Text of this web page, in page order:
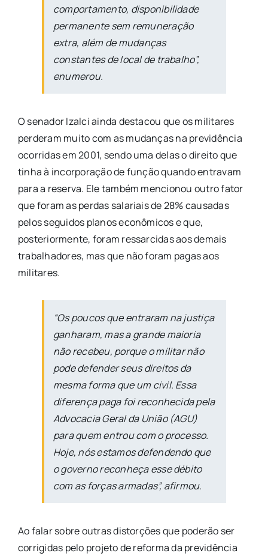
comportamento, disponibilidade
permanente sem remuneração
extra, além de mudanças
constantes de local de trabalho”,
enumerou.
O senador Izalci ainda destacou que os militares
perderam muito com as mudanças na previdência
ocorridas em 2001, sendo uma delas o direito que
tinha à incorporação de função quando entravam
para a reserva. Ele também mencionou outro fator
que foram as perdas salariais de 28% causadas
pelos seguidos planos econômicos e que,
posteriormente, foram ressarcidas aos demais
trabalhadores, mas que não foram pagas aos
militares.
“Os poucos que entraram na justiça
ganharam, mas a grande maioria
não recebeu, porque o militar não
pode defender seus direitos da
mesma forma que um civil. Essa
diferença paga foi reconhecida pela
Advocacia Geral da União (AGU)
para quem entrou com o processo.
Hoje, nós estamos defendendo que
o governo reconheça esse débito
com as forças armadas”, afirmou.
Ao falar sobre outras distorções que poderão ser
corrigidas pelo projeto de reforma da previdência